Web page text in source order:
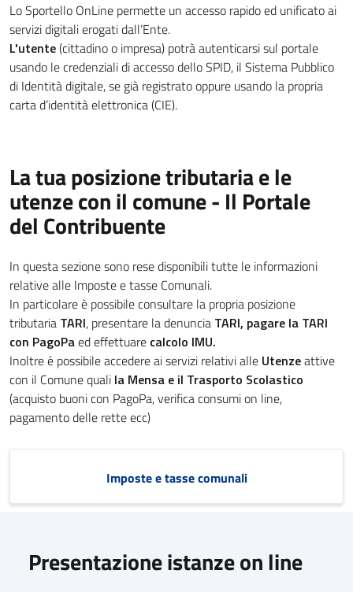
Lo Sportello OnLine permette un accesso rapido ed unificato ai
servizi digitali erogati dall’Ente.
L'utente(cittadino o impresa) potrà autenticarsi sul portale
usando le credenziali di accesso dello SPID, il Sistema Pubblico
di Identità digitale, se già registrato oppure usando la propria
carta d’identità elettronica (CIE).
La tua posizione tributaria e le
utenze con il comune - Il Portale
del Contribuente
In questa sezione sono rese disponibili tutte le informazioni
relative alle Imposte e tasse Comunali.
In particolare è possibile consultare la propria posizione
tributaria TARI, presentare la denuncia TARI, pagare la TARI
con PagoPaed effettuare calcolo IMU.
Inoltre è possibile accedere ai servizi relativi alle Utenzeattive
con il Comune quali la Mensa e il Trasporto Scolastico
(acquisto buoni con PagoPa, verifica consumi on line,
pagamento delle rette ecc)
Imposte e tasse comunali
Presentazione istanze on line